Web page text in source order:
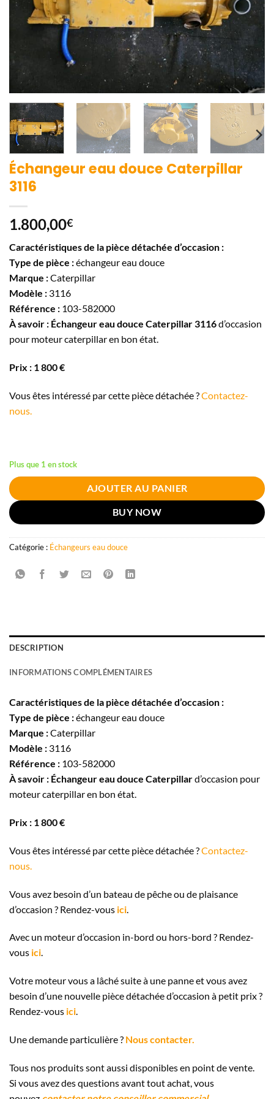
Échangeur eau douce Caterpillar
3116
1.800,00€
Caractéristiques de la pièce détachée d’occasion :
Type de pièce :échangeur eau douce
Marque :Caterpillar
Modèle : 3116
Référence : 103-582000
À savoir : Échangeur eau douce Caterpillar 3116d’occasion
pour moteur caterpillar en bon état.
Prix : 1 800 €
Vous êtes intéressé par cette pièce détachée ?Contactez-
nous.
Plus que 1 en stock
AJOUTER AU PANIER
BUY NOW
Catégorie : Échangeurs eau douce
DESCRIPTION
INFORMATIONS COMPLÉMENTAIRES
Caractéristiques de la pièce détachée d’occasion :
Type de pièce :échangeur eau douce
Marque :Caterpillar
Modèle : 3116
Référence : 103-582000
À savoir : Échangeur eau douce Caterpillard’occasion pour
moteur caterpillar en bon état.
Prix : 1 800 €
Vous êtes intéressé par cette pièce détachée ?Contactez-
nous.
Vous avez besoin d’un bateau de pêche ou de plaisance
d’occasion ? Rendez-vous ici
Avec un moteur d’occasion in-bord ou hors-bord ? Rendez-
vous ici.
Votre moteur vous a lâché suite à une panne et vous avez
besoin d’une nouvelle pièce détachée d’occasion à petit prix ?
Rendez-vous ici.
Une demande particulière ? Nous contacter.
Tous nos produits sont aussi disponibles en point de vente.
Si vous avez des questions avant tout achat, vous